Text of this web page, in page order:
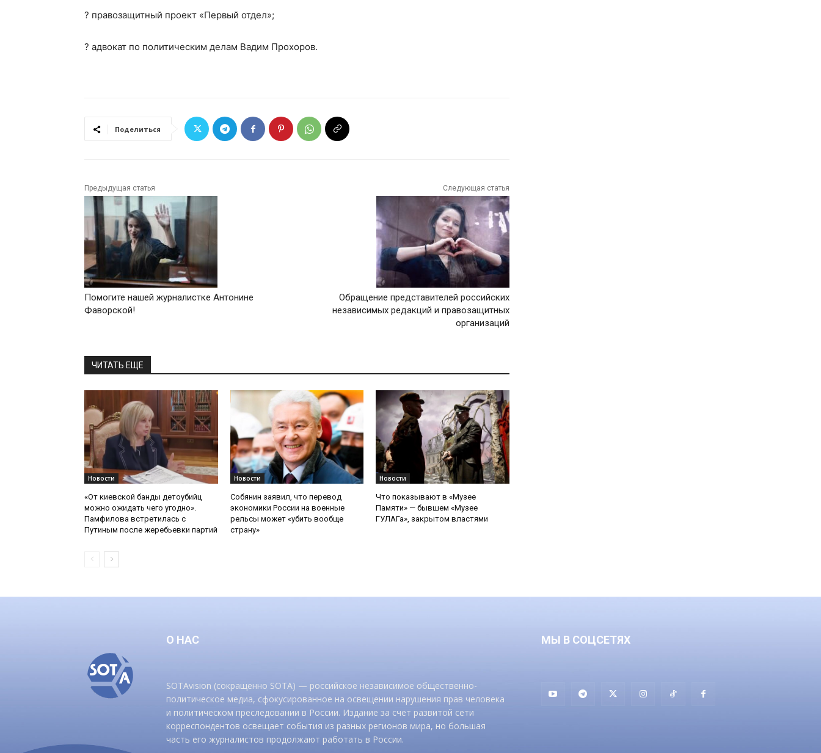
? правозащитный проект «Первый отдел»;
? адвокат по политическим делам Вадим Прохоров.
Поделиться
Предыдущая статья
Помогите нашей журналистке Антонине
Фаворской!
Следующая статья
Обращение представителей российских
независимых редакций и правозащитных
организаций
ЧИТАТЬ ЕЩЕ
Новости
«От киевской банды детоубийц
можно ожидать чего угодно».
Памфилова встретилась с
Путиным после жеребьевки партий
Новости
Собянин заявил, что перевод
экономики России на военные
рельсы может «убить вообще
страну»
Новости
Что показывают в «Музее
Памяти» — бывшем «Музее
ГУЛАГа», закрытом властями
О НАС
SOTAvision (сокращенно SOTA) — российское независимое общественно-
политическое медиа, сфокусированное на освещении нарушения прав человека
и политическом преследовании в России. Издание за счет развитой сети
корреспондентов освещает события из разных регионов мира, но большая
часть его журналистов продолжают работать в России.
МЫ В СОЦСЕТЯХ